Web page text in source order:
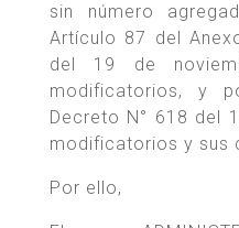
sin número
Artículo 87 del
del 19 de
modificatorios, y
Decreto N° 618 del
modificatorios y sus
Por ello,